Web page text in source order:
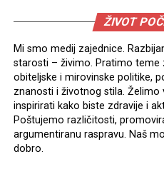
ŽIVOT
Mi smo medij zajednice.
starosti – živimo. Pratimo teme
obiteljske i mirovinske politike,
znanosti i životnog stila. Želimo
inspirirati kako biste zdravije i
Poštujemo različitosti,
argumentiranu raspravu. Naš
dobro.